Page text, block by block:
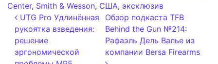
Center, Smith & Wesson, США, эксклюзив
Навигация по записям
UTG Pro Удлинённая
рукоятка взведения:
решение
эргономической
Обзор подкаста TFB
Behind the Gun №214:
Рафаэль Дель Валье из
компании Bersa Firearms